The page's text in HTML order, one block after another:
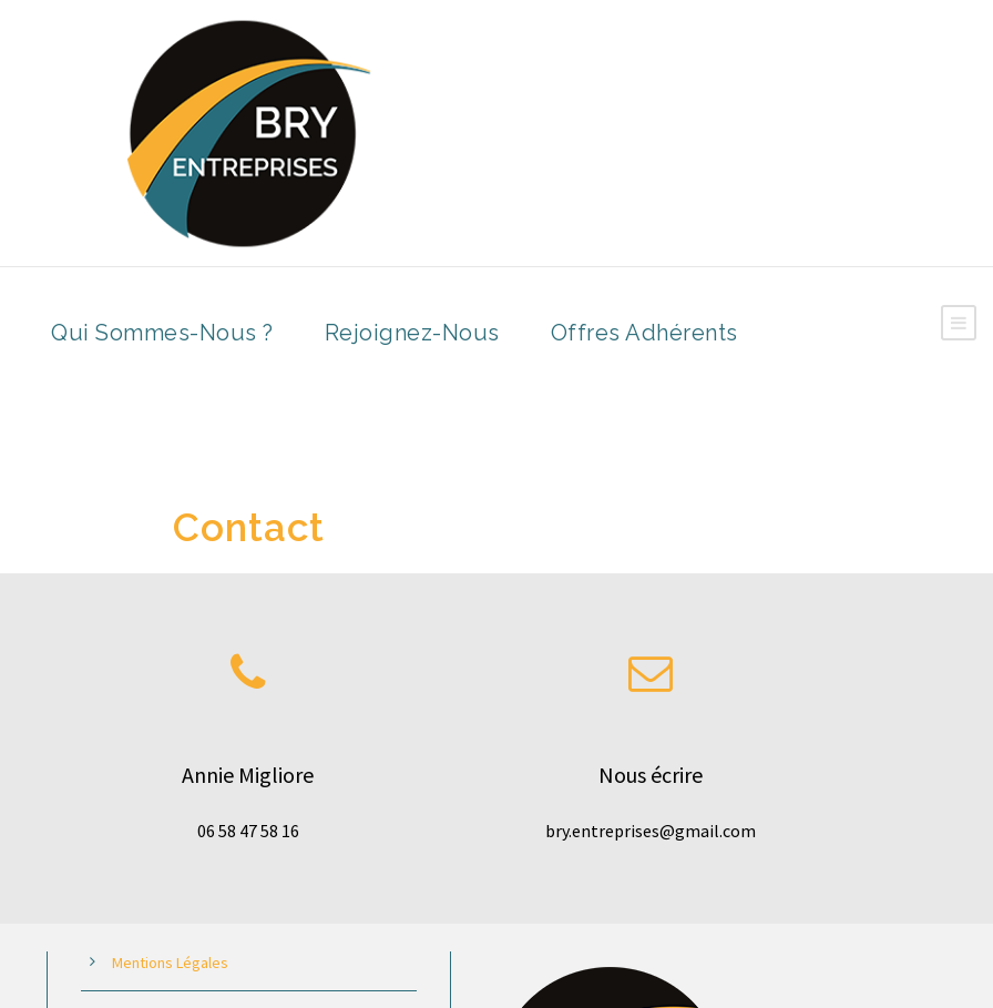
Qui Sommes-Nous ? Rejoignez-Nous Offres Adhérents
Contact
Annie Migliore
06 58 47 58 16
Nous écrire
bry.entreprises@gmail.com
Mentions Légales